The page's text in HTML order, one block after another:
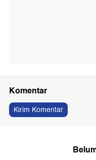
Komentar
Kirim Komentar